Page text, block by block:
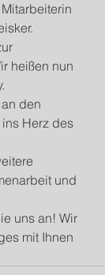
heißen nun
den
Herz des
und
uns an! Wir
mit Ihnen